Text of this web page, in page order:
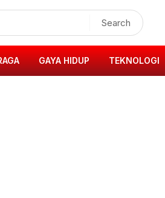
Search
GAYA HIDUP TEKNOLOGI